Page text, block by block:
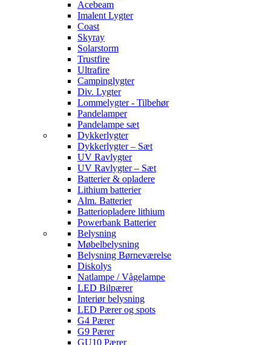
Acebeam
Imalent Lygter
Coast
Skyray
Solarstorm
Trustfire
Ultrafire
Campinglygter
Div. Lygter
Lommelygter - Tilbehør
Pandelamper
Pandelampe sæt
Dykkerlygter
Dykkerlygter – Sæt
UV Ravlygter
UV Ravlygter – Sæt
Batterier & opladere
Lithium batterier
Alm. Batterier
Batteriopladere lithium
Powerbank Batterier
Belysning
Møbelbelysning
Belysning Børneværelse
Diskolys
Natlampe / Vågelampe
LED Bilpærer
Interiør belysning
LED Pærer og spots
G4 Pærer
G9 Pærer
GU10 Pærer